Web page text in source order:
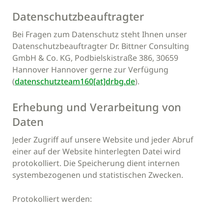
Datenschutzbeauftragter
Bei Fragen zum Datenschutz steht Ihnen unser
Datenschutzbeauftragter Dr. Bittner Consulting
GmbH & Co. KG, Podbielskistraße 386, 30659
Hannover Hannover gerne zur Verfügung
(datenschutzteam160[at]drbg.de).
Erhebung und Verarbeitung von
Daten
Jeder Zugriff auf unsere Website und jeder Abruf
einer auf der Website hinterlegten Datei wird
protokolliert. Die Speicherung dient internen
systembezogenen und statistischen Zwecken.
Protokolliert werden: